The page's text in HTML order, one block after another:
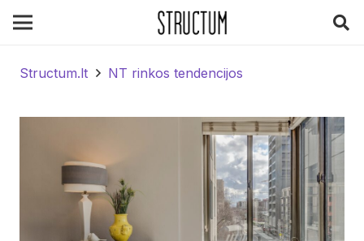
Structum.lt NT rinkos tendencijos